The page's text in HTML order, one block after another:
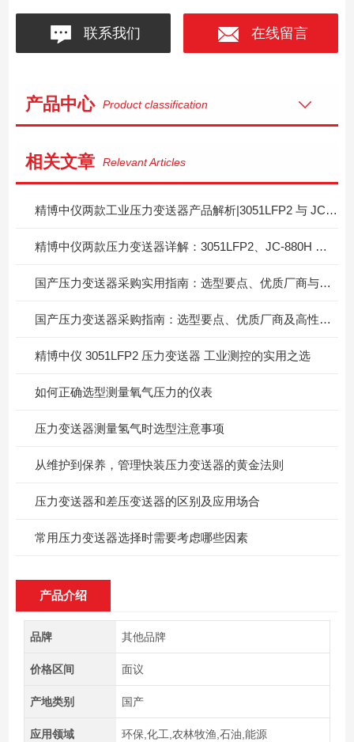
联系我们 在线留言
产品中心 Product classification
相关文章 Relevant Articles
精博中仪两款工业压力变送器产品解析|3051LFP2 与 JC-880H 选型指引
精博中仪两款压力变送器详解：3051LFP2、JC-880H 产品剖析与选型指导
国产压力变送器采购实用指南：选型要点、优质厂商与高性价比产品参考
国产压力变送器采购指南：选型要点、优质厂商及高性价比产品推荐
精博中仪 3051LFP2 压力变送器 工业测控的实用之选
如何正确选型测量氧气压力的仪表
压力变送器测量氢气时选型注意事项
从维护到保养，管理快装压力变送器的黄金法则
压力变送器和差压变送器的区别及应用场合
常用压力变送器选择时需要考虑哪些因素
产品介绍
品牌 其他品牌
价格区间 面议
产地类别 国产
应用领域 环保,化工,农林牧渔,石油,能源